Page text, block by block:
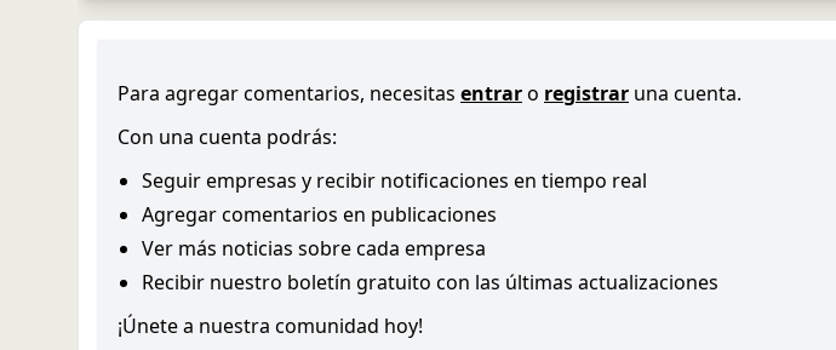
Para agregar comentarios, necesitas entraro registrar una cuenta.
Con una cuenta podrás:
Seguir empresas y recibir notificaciones en tiempo real
Agregar comentarios en publicaciones
Ver más noticias sobre cada empresa
Recibir nuestro boletín gratuito con las últimas actualizaciones
¡Únete a nuestra comunidad hoy!